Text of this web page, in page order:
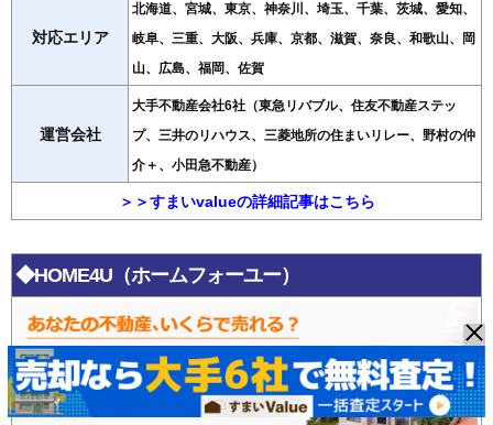
対応エリア
北海道、宮城、東京、神奈川、埼玉、千葉、茨城、愛知、
岐阜、三重、大阪、兵庫、京都、滋賀、奈良、和歌山、岡
山、広島、福岡、佐賀
運営会社
大手不動産会社6社（東急リバブル、住友不動産ステッ
プ、三井のリハウス、三菱地所の住まいリレー、野村の仲
介＋、小田急不動産）
＞＞すまいvalueの詳細記事はこちら
◆HOME4U（ホームフォーユー）